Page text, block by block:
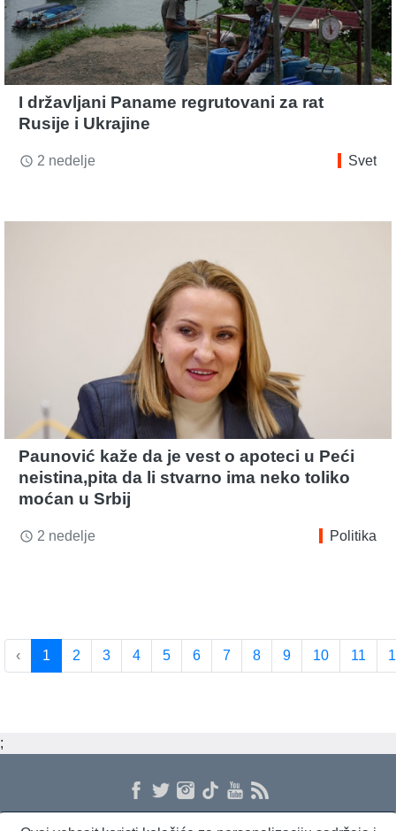
I državljani Paname regrutovani za rat
Rusije i Ukrajine
access_time 2 nedelje Svet
Paunović kaže da je vest o apoteci u Peći
neistina,pita da li stvarno ima neko toliko
moćan u Srbij
access_time 2 nedelje Politika
‹ 1 2 3 4 5 6 7 8 9 10 11
;